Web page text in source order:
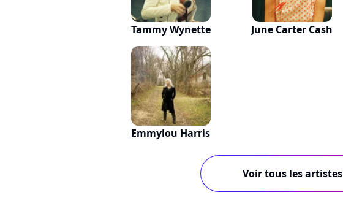
Tammy Wynette June Carter Cash
Emmylou Harris
Voir tous les artistes